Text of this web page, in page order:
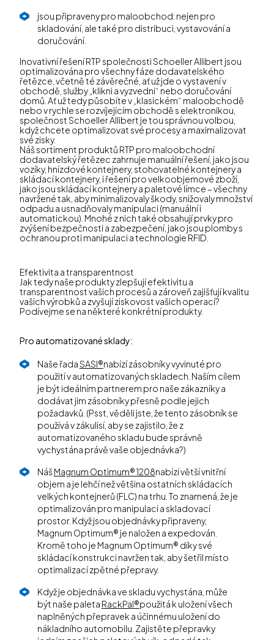
jsou připraveny pro maloobchod: nejen pro
skladování, ale také pro distribuci, vystavování a
doručování.
Inovativní řešení RTP společnosti Schoeller Allibert jsou
optimalizována pro všechny fáze dodavatelského
řetězce, včetně té závěrečné, ať už jde o vystavení v
obchodě, služby „klikni a vyzvedni“ nebo doručování
domů. Ať už tedy působíte v „klasickém“ maloobchodě
nebo v rychle se rozvíjejícím obchodě s elektronikou,
společnost Schoeller Allibert je tou správnou volbou,
když chcete optimalizovat své procesy a maximalizovat
své zisky.
Náš sortiment produktů RTP pro maloobchodní
dodavatelský řetězec zahrnuje manuální řešení, jako jsou
vozíky, hnízdové kontejnery, stohovatelné kontejnery a
skládací kontejnery, i řešení pro velkoobjemové zboží,
jako jsou skládací kontejnery a paletové límce – všechny
navržené tak, aby minimalizovaly škody, snižovaly množství
odpadu a usnadňovaly manipulaci (manuální i
automatickou). Mnohé z nich také obsahují prvky pro
zvýšení bezpečnosti a zabezpečení, jako jsou plomby s
ochranou proti manipulaci a technologie RFID.
Efektivita a transparentnost
Jak tedy naše produkty zlepšují efektivitu a
transparentnost vašich procesů a zároveň zajišťují kvalitu
vašich výrobků a zvyšují ziskovost vašich operací?
Podívejme se na některé konkrétní produkty.
Pro automatizované sklady:
Naše řadaSASI®nabízí zásobníky vyvinuté pro
použití v automatizovaných skladech. Naším cílem
je být ideálním partnerem pro naše zákazníky a
dodávat jim zásobníky přesně podle jejich
požadavků. (Psst, věděli jste, že tento zásobník se
používá v zákulisí, aby se zajistilo, že z
automatizovaného skladu bude správně
vychystána právě vaše objednávka?)
NášMagnum Optimum® 1208nabízí větší vnitřní
objem a je lehčí než většina ostatních skládacích
velkých kontejnerů (FLC) na trhu. To znamená, že je
optimalizován pro manipulaci a skladovací
prostor. Když jsou objednávky připraveny,
Magnum Optimum® je naložen a expedován.
Kromě toho je Magnum Optimum® díky své
skládací konstrukci navržen tak, aby šetřil místo
optimalizací zpětné přepravy.
Když je objednávka ve skladu vychystána, může
být naše paleta RackPal®použitá k uložení všech
naplněných přepravek a účinnému uložení do
nákladního automobilu. Zajistěte přepravky